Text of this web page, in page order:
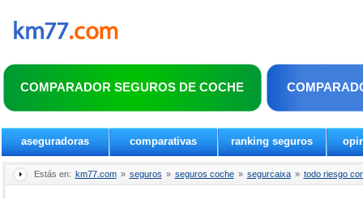
COMPARADOR SEGUROS DE COCHE
aseguradoras comparativas ranking seguros
Estás en: km77.com » seguros » seguros coche » segurcaixa » todo riesgo